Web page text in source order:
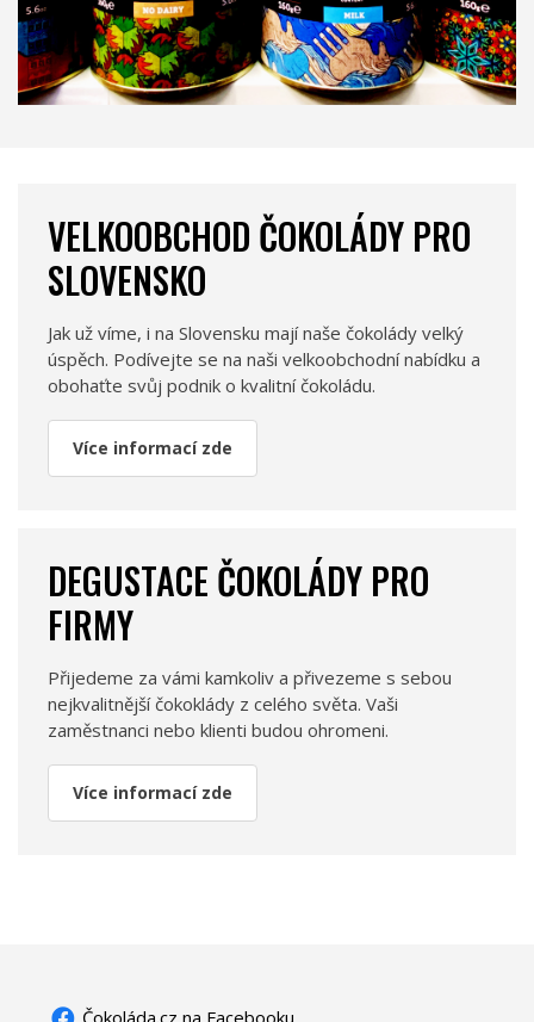
VELKOOBCHOD ČOKOLÁDY PRO
SLOVENSKO
Jak už víme, i na Slovensku mají naše čokolády velký
úspěch. Podívejte se na naši velkoobchodní nabídku a
obohaťte svůj podnik o kvalitní čokoládu.
Více informací zde
DEGUSTACE ČOKOLÁDY PRO
FIRMY
Přijedeme za vámi kamkoliv a přivezeme s sebou
nejkvalitnější čokoklády z celého světa. Vaši
zaměstnanci nebo klienti budou ohromeni.
Více informací zde
Čokoláda.cz na Facebooku